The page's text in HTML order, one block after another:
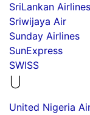
SriLankan Airlines
Sriwijaya Air
Sunday Airlines
SunExpress
SWISS
U
United Nigeria